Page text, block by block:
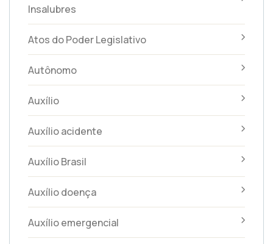
Insalubres
Atos do Poder Legislativo
Autônomo
Auxílio
Auxílio acidente
Auxílio Brasil
Auxílio doença
Auxílio emergencial